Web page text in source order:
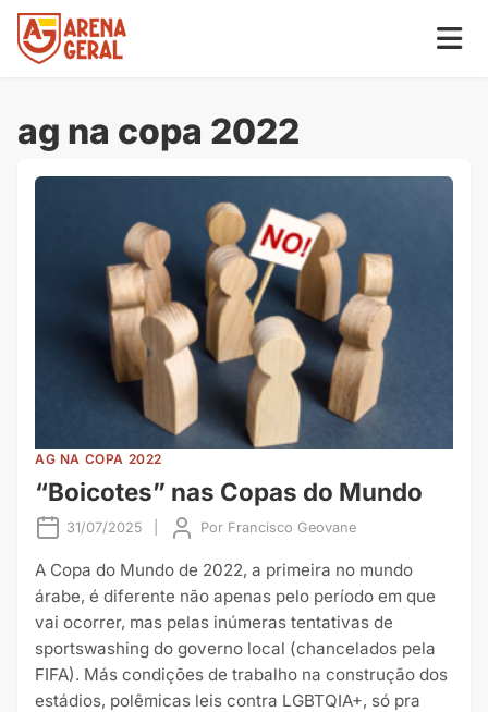
ag na copa 2022
AG NA COPA 2022
“Boicotes” nas Copas do Mundo
31/07/2025 Por Francisco Geovane
A Copa do Mundo de 2022, a primeira no mundo
árabe, é diferente não apenas pelo período em que
vai ocorrer, mas pelas inúmeras tentativas de
sportswashing do governo local (chancelados pela
FIFA). Más condições de trabalho na construção dos
estádios, polêmicas leis contra LGBTQIA+, só pra